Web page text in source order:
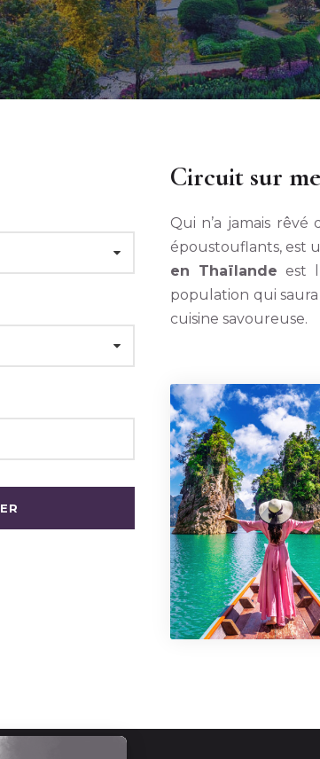
Circuit sur
Qui n’a jamais
époustouflants, est
en Thaïlande est
population qui
cuisine savoureuse.